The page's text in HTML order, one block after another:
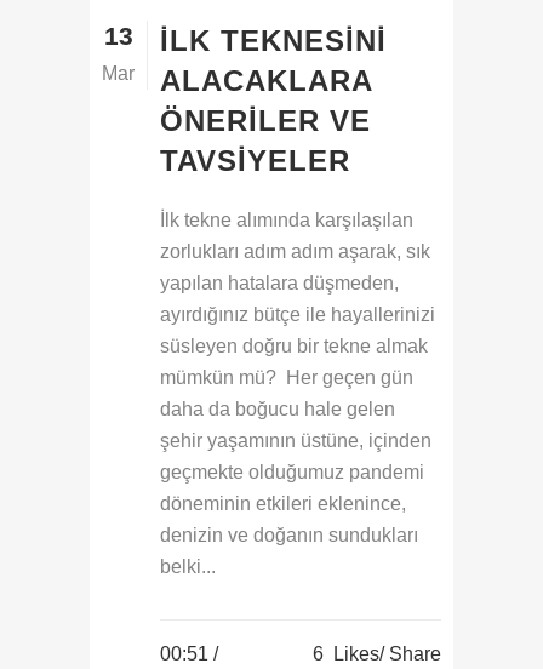
13
Mar
İLK TEKNESINI
ALACAKLARA
ÖNERILER VE
TAVSIYELER
İlk tekne alımında karşılaşılan
zorlukları adım adım aşarak, sık
yapılan hatalara düşmeden,
ayırdığınız bütçe ile hayallerinizi
süsleyen doğru bir tekne almak
mümkün mü? Her geçen gün
daha da boğucu hale gelen
şehir yaşamının üstüne, içinden
geçmekte olduğumuz pandemi
döneminin etkileri eklenince,
denizin ve doğanın sundukları
belki...
00:51 / 6 Likes Share